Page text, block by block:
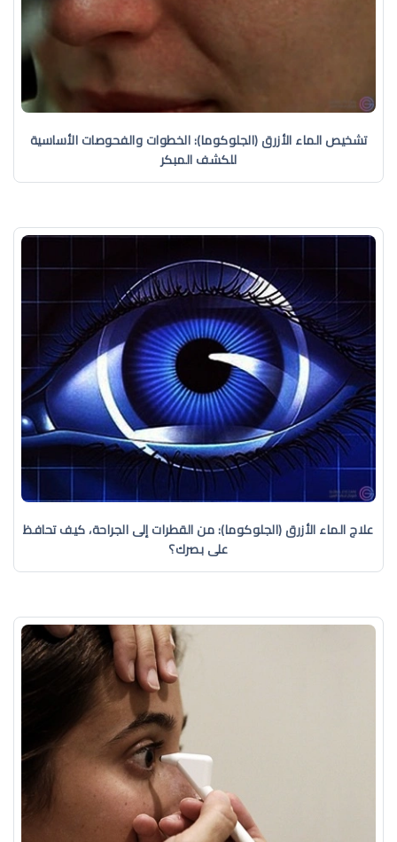
تشخيص الماء الأزرق (الجلوكوما): الخطوات والفحوصات الأساسية
للكشف المبكر
علاج الماء الأزرق (الجلوكوما): من القطرات إلى الجراحة، كيف تحافظ
على بصرك؟